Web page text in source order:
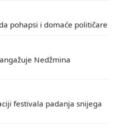
pohapsi i domaće političare
Nedžmina
festivala padanja snijega